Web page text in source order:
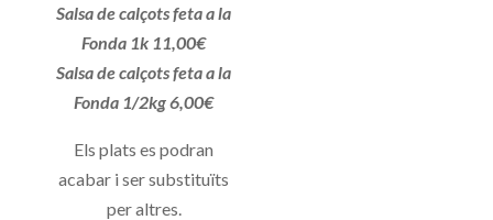
Salsa de calçots feta a la
Fonda 1k 11,00€
Salsa de calçots feta a la
Fonda 1/2kg 6,00€
Els plats es podran
acabar i ser substituïts
per altres.